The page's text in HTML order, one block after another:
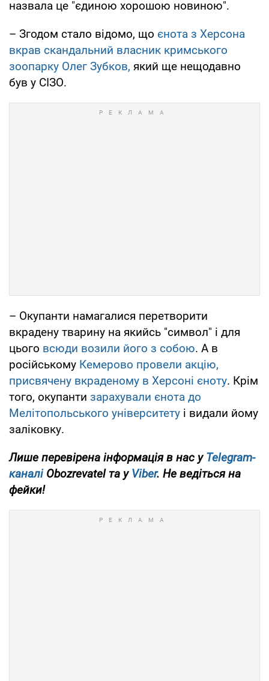
назвала це "єдиною хорошою новиною".
– Згодом стало відомо, що єнота з Херсона
вкрав скандальний власник кримського
зоопарку Олег Зубков, який ще нещодавно
був у СІЗО.
– Окупанти намагалися перетворити
вкрадену тварину на якийсь "символ" і для
цього всюди возили його з собою. А в
російському Кемерово провели акцію,
присвячену вкраденому в Херсоні єноту. Крім
того, окупанти зарахували єнота до
Мелітопольського університету і видали йому
заліковку.
Лише перевірена інформація в нас уTelegram-
каналіObozrevatel та уViber. Не ведіться на
фейки!